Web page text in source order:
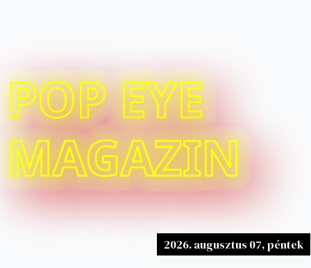
POP EYE
MAGAZIN
2026. augusztus 07, péntek